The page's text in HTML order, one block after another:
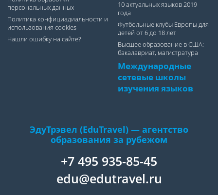
персональных данных
Политика конфициадиальности и
использования cookies
Нашли ошибку на сайте?
10 актуальных языков 2019
года
Футбольные клубы Европы для
детей от 6 до 18 лет
Высшее образование в США:
бакалавриат, магистратура
Международные
сетевые школы
изучения языков
ЭдуТрэвел (EduTravel) — агентство
образования за рубежом
+7 495 935-85-45
edu@edutravel.ru